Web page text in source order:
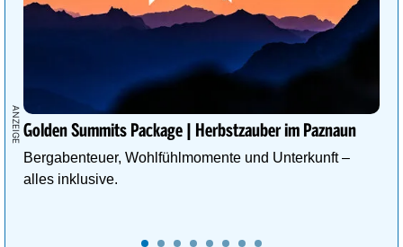
Golden Summits Package | Herbstzauber im Paznaun
Bergabenteuer, Wohlfühlmomente und Unterkunft –
alles inklusive.